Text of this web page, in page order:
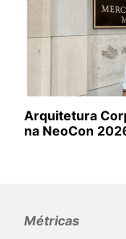
Arquitetura
na NeoCon
Métricas